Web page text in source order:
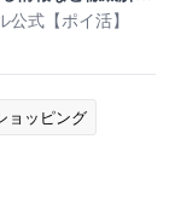
公式【ポイ活】
ョッピング